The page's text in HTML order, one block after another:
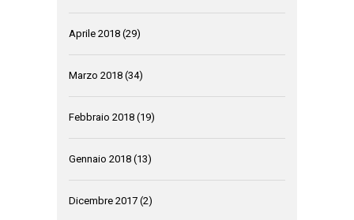
Aprile 2018 (29)
Marzo 2018 (34)
Febbraio 2018 (19)
Gennaio 2018 (13)
Dicembre 2017 (2)